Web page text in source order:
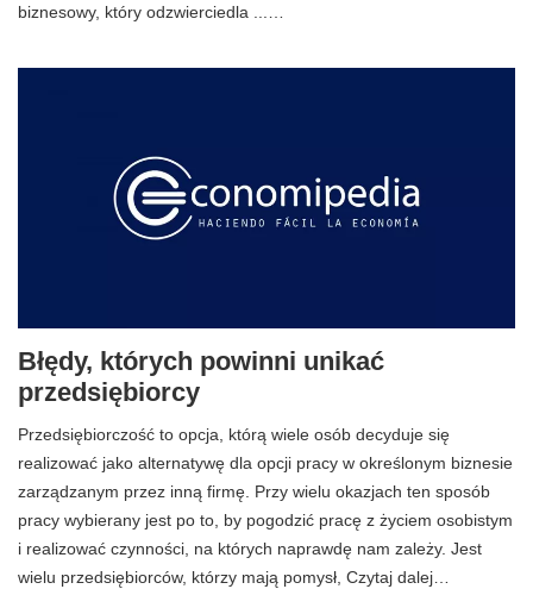
biznesowy, który odzwierciedla ...…
Błędy, których powinni unikać
przedsiębiorcy
Przedsiębiorczość to opcja, którą wiele osób decyduje się
realizować jako alternatywę dla opcji pracy w określonym biznesie
zarządzanym przez inną firmę. Przy wielu okazjach ten sposób
pracy wybierany jest po to, by pogodzić pracę z życiem osobistym
i realizować czynności, na których naprawdę nam zależy. Jest
wielu przedsiębiorców, którzy mają pomysł, Czytaj dalej…